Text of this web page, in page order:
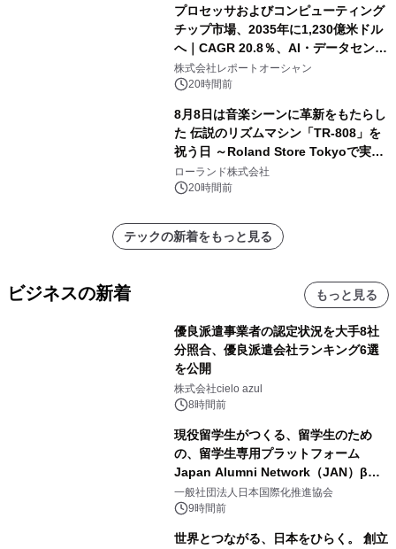
プロセッサおよびコンピューティング
チップ市場、2035年に1,230億米ドル
へ｜CAGR 20.8％、AI・データセンタ
ー需要が成長を牽引
株式会社レポートオーシャン
20時間前
8月8日は音楽シーンに革新をもたらし
た 伝説のリズムマシン「TR-808」を
祝う日 ～Roland Store Tokyoで実機
を展示しての 記念キャンペーンを開
催 英国ラジオ「NTS」の 特別プログ
アーティストを フィーチャーしたアニ
メーションを公開～
ローランド株式会社
20時間前
テックの新着をもっと見る
ビジネスの新着 もっと見る
優良派遣事業者の認定状況を大手8社
分照合、優良派遣会社ランキング6選
を公開
株式会社cielo azul
8時間前
現役留学生がつくる、留学生のため
の、留学生専用プラットフォーム
Japan Alumni Network（JAN）β版
をリリース
一般社団法人日本国際化推進協会
9時間前
世界とつながる、日本をひらく。 創立